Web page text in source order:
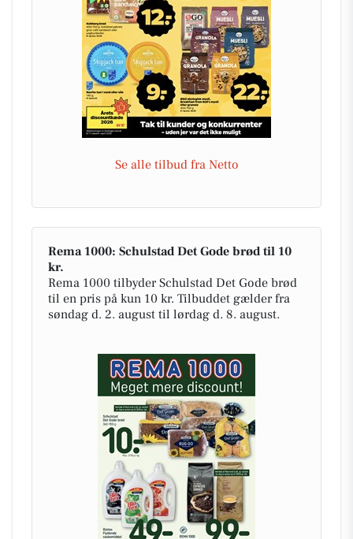
Se alle tilbud fra Netto
Rema 1000: Schulstad Det Gode brød til 10
kr.
Rema 1000 tilbyder Schulstad Det Gode brød
til en pris på kun 10 kr. Tilbuddet gælder fra
søndag d. 2. august til lørdag d. 8. august.